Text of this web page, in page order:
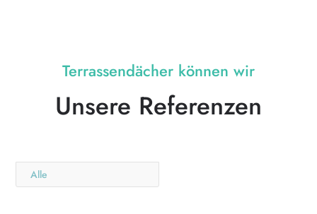
Terrassendächer können wir
Unsere Referenzen
Alle